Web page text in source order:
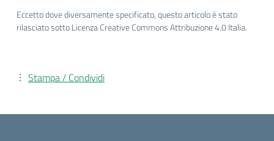
Eccetto dove diversamente specificato, questo articolo è stato
rilasciato sotto Licenza Creative Commons Attribuzione 4.0 Italia.
Stampa / Condividi